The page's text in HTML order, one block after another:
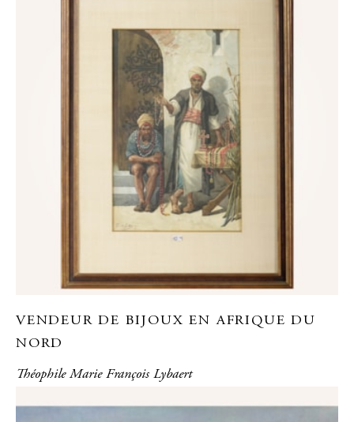
VENDEUR DE BIJOUX EN AFRIQUE DU
NORD
Théophile Marie François Lybaert